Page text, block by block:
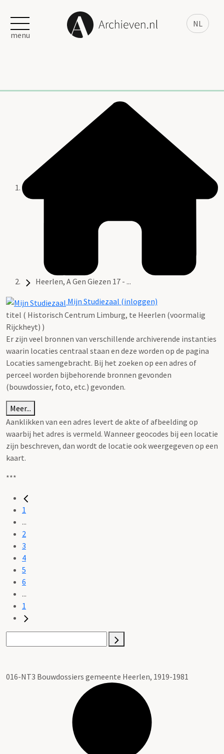
NL
menu
Heerlen, A Gen Giezen 17 - ...
Mijn Studiezaal (inloggen)
titel ( Historisch Centrum Limburg, te Heerlen (voormalig
Rijckheyt) )
Er zijn veel bronnen van verschillende archiverende instanties
waarin locaties centraal staan en deze worden op de pagina
Locaties samengebracht. Bij het zoeken op een adres of
perceel worden bijbehorende bronnen gevonden
(bouwdossier, foto, etc.) gevonden.
Meer...
Aanklikken van een adres levert de akte of afbeelding op
waarbij het adres is vermeld. Wanneer geocodes bij een locatie
zijn beschreven, dan wordt de locatie ook weergegeven op een
kaart.
***
1
...
2
3
4
5
6
...
1
016-NT3 Bouwdossiers gemeente Heerlen, 1919-1981